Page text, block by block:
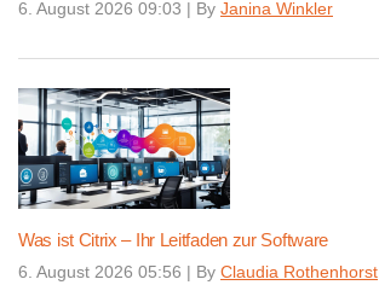
6. August 2026 09:03 | By Janina Winkler
Was ist Citrix – Ihr Leitfaden zur Software
6. August 2026 05:56 | By Claudia Rothenhorst